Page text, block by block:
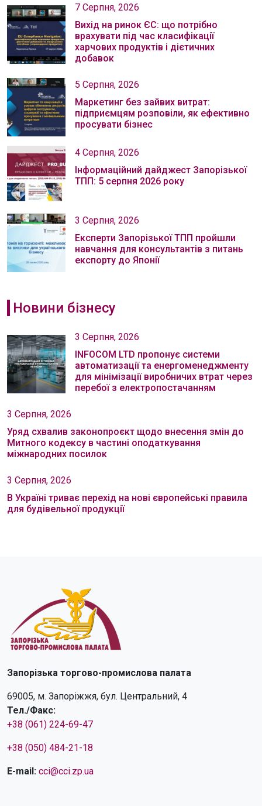
7 Серпня, 2026
Вихід на ринок ЄС: що потрібно
врахувати під час класифікації
харчових продуктів і дієтичних
добавок
5 Серпня, 2026
Маркетинг без зайвих витрат:
підприємцям розповіли, як ефективно
просувати бізнес
4 Серпня, 2026
Інформаційний дайджест Запорізької
ТПП: 5 серпня 2026 року
3 Серпня, 2026
Експерти Запорізької ТПП пройшли
навчання для консультантів з питань
експорту до Японії
Новини бізнесу
3 Серпня, 2026
INFOCOM LTD пропонує системи
автоматизації та енергоменеджменту
для мінімізації виробничих втрат через
перебої з електропостачанням
3 Серпня, 2026
Уряд схвалив законопроєкт щодо внесення змін до
Митного кодексу в частині оподаткування
міжнародних посилок
3 Серпня, 2026
В Україні триває перехід на нові європейські правила
для будівельної продукції
Запорізька торгово-промислова палата
69005, м. Запоріжжя, бул. Центральний, 4
Тел./Факс:
+38 (061) 224-69-47
+38 (050) 484-21-18
E-mail: cci@cci.zp.ua